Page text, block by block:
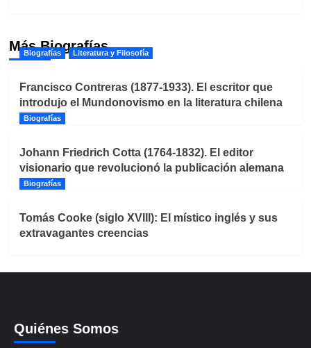
Más Biografías
Biografías Literatura y Filosofía
Francisco Contreras (1877-1933). El escritor que
introdujo el Mundonovismo en la literatura chilena
Biografías
Johann Friedrich Cotta (1764-1832). El editor
visionario que revolucionó la publicación alemana
Biografías
Tomás Cooke (siglo XVIII): El místico inglés y sus
extravagantes creencias
Quiénes Somos